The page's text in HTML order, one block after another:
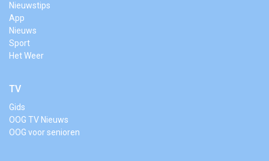
Nieuwstips
App
Nieuws
Sport
Het Weer
TV
Gids
OOG TV Nieuws
OOG voor senioren